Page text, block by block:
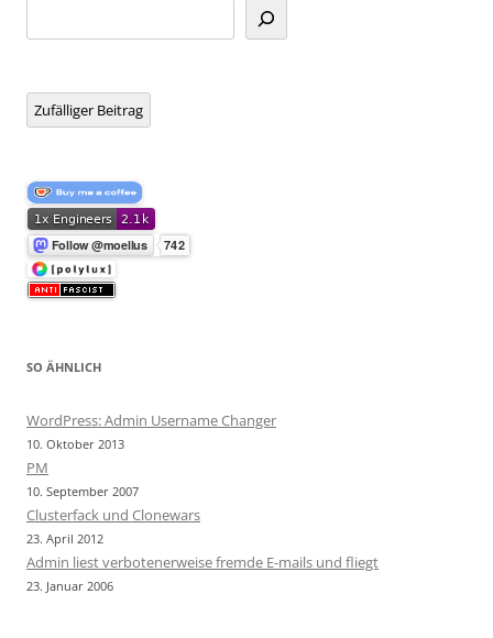
Zufälliger Beitrag
SO ÄHNLICH
WordPress: Admin Username Changer
10. Oktober 2013
PM
10. September 2007
Clusterfack und Clonewars
23. April 2012
Admin liest verbotenerweise fremde E-mails und fliegt
23. Januar 2006